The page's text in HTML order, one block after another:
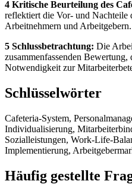
4 Kritische Beurteilung des
reflektiert die Vor- und Nachteile
Arbeitnehmern und Arbeitgebern.
5 Schlussbetrachtung: Die
zusammenfassenden
Notwendigkeit zur
Schlüsselwörter
Cafeteria-System,
Individualisierung,
Sozialleistungen, Work-Life-
Implementierung,
Häufig gestellte